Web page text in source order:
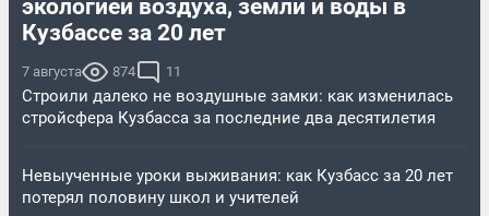
экологией воздуха, земли и воды в
Кузбассе за 20 лет
7 августа 874 11
Строили далеко не воздушные замки: как изменилась
стройсфера Кузбасса за последние два десятилетия
Невыученные уроки выживания: как Кузбасс за 20 лет
потерял половину школ и учителей